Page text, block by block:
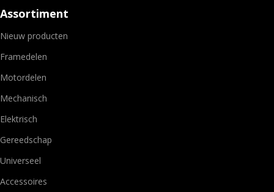
Assortiment
Nieuw producten
Framedelen
Motordelen
Mechanisch
Elektrisch
Gereedschap
Universeel
Accessoires